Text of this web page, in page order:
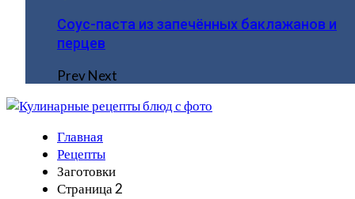
Соус-паста из запечённых баклажанов и
перцев
PrevNext
Главная
Рецепты
Заготовки
Страница 2